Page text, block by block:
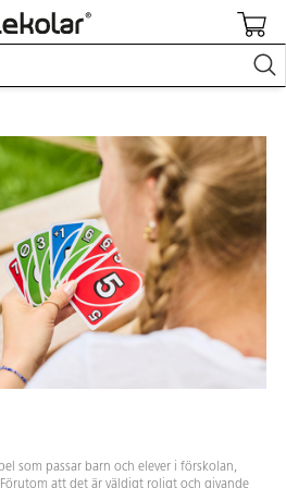
som passar barn och elever i förskolan,
att det är väldigt roligt och givande